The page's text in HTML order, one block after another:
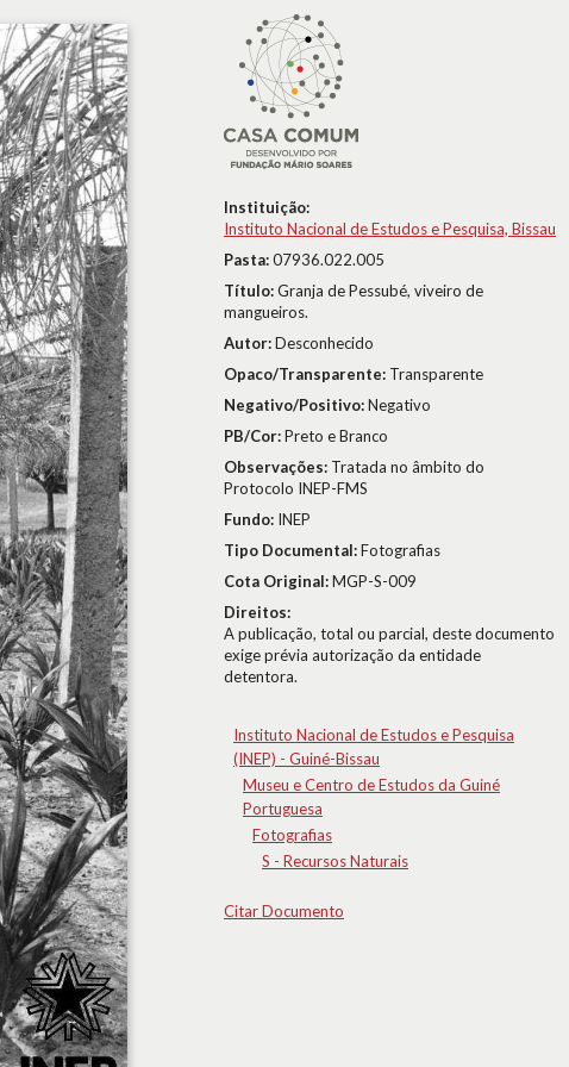
Instituição:
Instituto Nacional de Estudos e Pesquisa, Bissau
Pasta:07936.022.005
Título:Granja de Pessubé, viveiro de
mangueiros.
Autor:Desconhecido
Opaco/Transparente: Transparente
Negativo/Positivo:Negativo
PB/Cor:Preto e Branco
Observações: Tratada no âmbito do
Protocolo INEP-FMS
Fundo: INEP
Tipo Documental:Fotografias
Cota Original:MGP-S-009
Direitos:
A publicação, total ou parcial, deste documento
exige prévia autorização da entidade
detentora.
Instituto Nacional de Estudos e Pesquisa
(INEP) - Guiné-Bissau
Museu e Centro de Estudos da Guiné
Portuguesa
Fotografias
S - Recursos Naturais
Citar Documento